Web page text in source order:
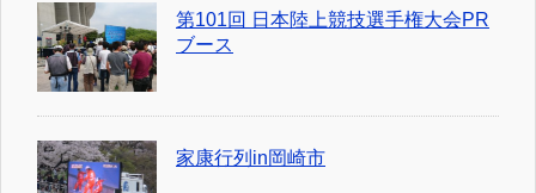
第101回 日本陸上競技選手権大会PR
ブース
家康行列in岡崎市